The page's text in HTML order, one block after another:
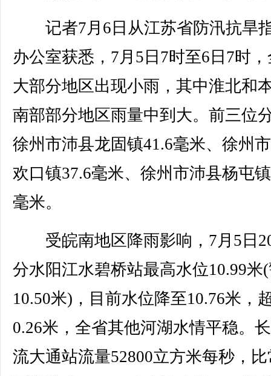
记者7月6日从江苏省防汛抗旱
办公室获悉，7月5日7时至6日7时
大部分地区出现小雨，其中淮北和
南部部分地区雨量中到大。前三位
徐州市沛县龙固镇41.6毫米、徐州
欢口镇37.6毫米、徐州市沛县杨屯
毫米。
受皖南地区降雨影响，7月5日
分水阳江水碧桥站最高水位10.99米
10.50米)，目前水位降至10.76米，
0.26米，全省其他河湖水情平稳。
流大通站流量52800立方米每秒，